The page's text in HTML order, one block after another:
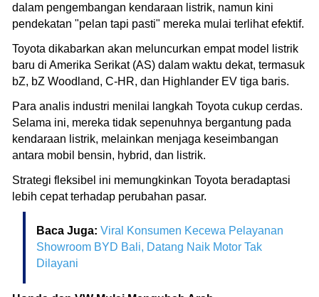
dalam pengembangan kendaraan listrik, namun kini
pendekatan "pelan tapi pasti" mereka mulai terlihat efektif.
Toyota dikabarkan akan meluncurkan empat model listrik
baru di Amerika Serikat (AS) dalam waktu dekat, termasuk
bZ, bZ Woodland, C-HR, dan Highlander EV tiga baris.
Para analis industri menilai langkah Toyota cukup cerdas.
Selama ini, mereka tidak sepenuhnya bergantung pada
kendaraan listrik, melainkan menjaga keseimbangan
antara mobil bensin, hybrid, dan listrik.
Strategi fleksibel ini memungkinkan Toyota beradaptasi
lebih cepat terhadap perubahan pasar.
Baca Juga: Viral Konsumen Kecewa Pelayanan
Showroom BYD Bali, Datang Naik Motor Tak
Dilayani